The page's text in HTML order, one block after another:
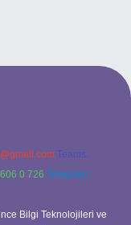
Teams:
0 726 Telegram:
Bilgi Teknolojileri ve